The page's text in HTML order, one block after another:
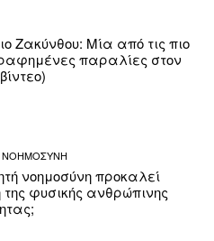
Ζακύνθου: Μία από τις πιο
παραλίες στον
ΝΟΗΜΟΣΥΝΗ
νοημοσύνη προκαλεί
φυσικής ανθρώπινης